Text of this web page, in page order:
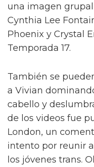
una imagen
Cynthia Lee
Phoenix y Crystal
Temporada 17.
También se
a Vivian
cabello y
de los videos fue
London, un
intento por reunir
los jóvenes trans.